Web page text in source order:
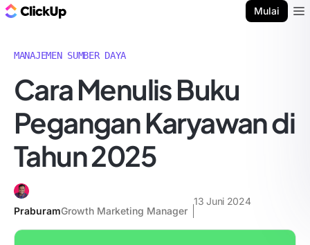
Mulai
MANAJEMEN SUMBER DAYA
Cara Menulis Buku
Pegangan Karyawan di
Tahun 2025
PraburamGrowth Marketing Manager
13 Juni 2024